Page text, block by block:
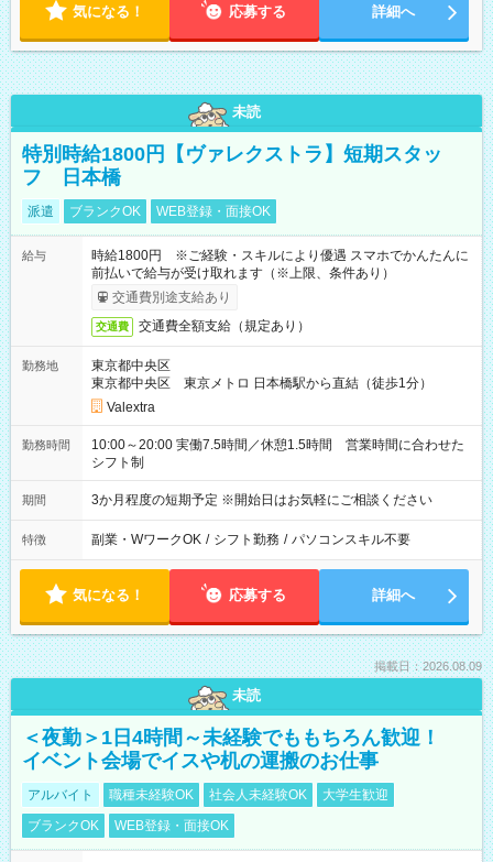
気になる！ 応募する 詳細へ
未読
特別時給1800円【ヴァレクストラ】短期スタッ
フ 日本橋
派遣 ブランクOK WEB登録・面接OK
給与
時給1800円 ※ご経験・スキルにより優遇 スマホでかんたんに
前払いで給与が受け取れます（※上限、条件あり）
交通費別途支給あり
交通費 交通費全額支給（規定あり）
勤務地
東京都中央区
東京都中央区 東京メトロ 日本橋駅から直結（徒歩1分）
Valextra
勤務時間
10:00～20:00 実働7.5時間／休憩1.5時間 営業時間に合わせた
シフト制
期間 3か月程度の短期予定 ※開始日はお気軽にご相談ください
特徴 副業・WワークOK / シフト勤務 / パソコンスキル不要
気になる！ 応募する 詳細へ
掲載日：2026.08.09
未読
＜夜勤＞1日4時間～未経験でももちろん歓迎！
イベント会場でイスや机の運搬のお仕事
アルバイト 職種未経験OK 社会人未経験OK
大学生歓迎
ブランクOK
WEB登録・面接OK